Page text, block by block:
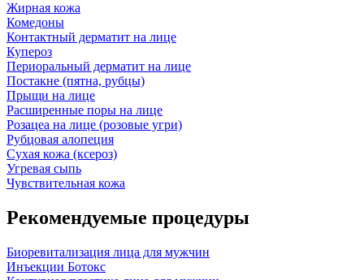
Жирная кожа
Комедоны
Контактный дерматит на лице
Купероз
Периоральный дерматит на лице
Постакне (пятна, рубцы)
Прыщи на лице
Расширенные поры на лице
Розацеа на лице (розовые угри)
Рубцовая алопеция
Сухая кожа (ксероз)
Угревая сыпь
Чувствительная кожа
Рекомендуемые процедуры
Биоревитализация лица для мужчин
Инъекции Ботокс